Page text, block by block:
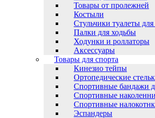
Товары от пролежней
Костыли
Стульчики туалеты
Палки для ходьбы
Ходунки и роллаторы
Аксессуары
Товары для спорта
Кинезио тейпы
Ортопедические
Спортивные бандажи
Спортивные
Спортивные
Эспандеры